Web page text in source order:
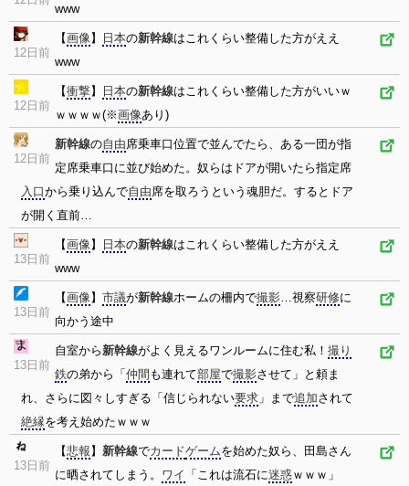
www
12日前
【画像】 日本の新幹線はこれくらい整備した方がええ
www
12日前
【衝撃】 日本の新幹線はこれくらい整備した方がいいｗ
ｗｗｗｗ(※画像あり)
12日前
新幹線の自由席乗車口位置で並んでたら、ある一団が指
定席乗車口に並び始めた。奴らはドアが開いたら指定席
入口から乗り込んで自由席を取ろうという魂胆だ。するとドア
が開く直前…
13日前
【画像】 日本の新幹線はこれくらい整備した方がええ
www
13日前
【画像】 市議が新幹線ホームの柵内で撮影…視察研修に
向かう途中
13日前
自室から新幹線がよく見えるワンルームに住む私！ 撮り
鉄の弟から「 仲間 も連れて部屋で撮影させて」と頼ま
れ、さらに図々しすぎる「信じられない要求 」まで追加されて
絶縁を考え始めたｗｗｗ
13日前
【悲報 】 新幹線でカードゲームを始めた奴ら、田島さん
に晒されてしまう。 ワイ 「これは流石に迷惑ｗｗｗ」